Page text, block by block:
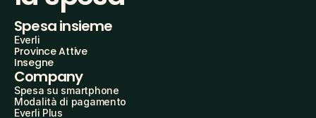
Spesa insieme
Everli
Province Attive
Insegne
Company
Spesa su smartphone
Modalità di pagamento
Everli Plus